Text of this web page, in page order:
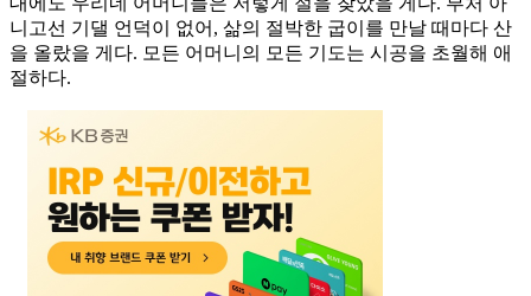
니고선 기댈 언덕이 없어, 삶의 절박한 굽이를 만날 때마다 산
을 올랐을 게다. 모든 어머니의 모든 기도는 시공을 초월해 애
절하다.